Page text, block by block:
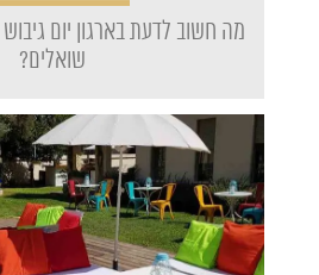
מה חשוב לדעת בארגון יום
שואלים?